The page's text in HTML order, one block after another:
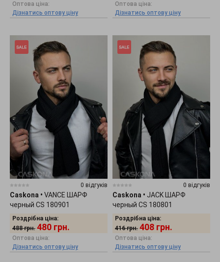
Оптова ціна:
Дізнатись оптову ціну
Оптова ціна:
Дізнатись оптову ціну
0 відгуків
Caskona • VANCE ШАРФ
черный CS 180901
Роздрібна ціна:
488 грн. 480 грн.
Оптова ціна:
Дізнатись оптову ціну
0 відгуків
Caskona • JACK ШАРФ
черный CS 180801
Роздрібна ціна:
416 грн. 408 грн.
Оптова ціна:
Дізнатись оптову ціну